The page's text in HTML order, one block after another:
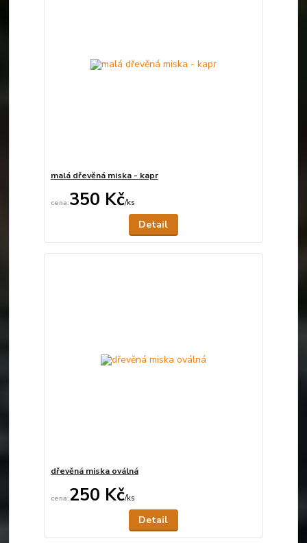
malá dřevěná miska - kapr
350 Kč/ks
Detail
dřevěná miska oválná
250 Kč/ks
Detail